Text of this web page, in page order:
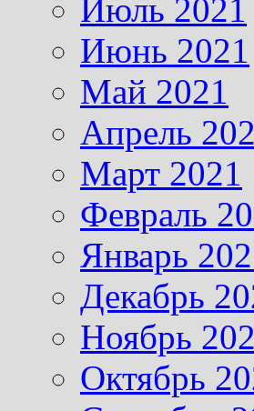
Июль 2021
Июнь 2021
Май 2021
Апрель
Март 2021
Февраль
Январь
Декабрь
Ноябрь
Октябрь